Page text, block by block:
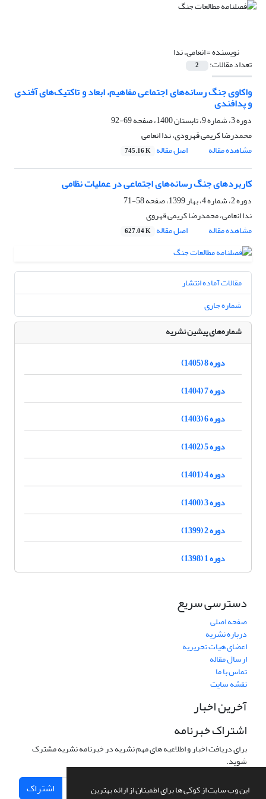
این وب سایت از کوکی ها برای اطمینان از ارائه بهترین
نویسنده =انعامی، ندا
تعداد مقالات: 2
واکاوی جنگ رسانه‌های اجتماعی مفاهیم، ابعاد و تاکتیک‌های آفندی
و پدافندی
دوره 3، شماره 9، تابستان 1400، صفحه
69-92
محمدرضا کریمی قهرودی، ندا انعامی
مشاهده مقاله
اصل مقاله 745.16 K
کاربرد‌های جنگ رسانه‌های اجتماعی در عملیات نظامی
دوره 2، شماره 4، بهار 1399، صفحه
58-71
ندا انعامی، محمدرضا کریمی قهروی
مشاهده مقاله
اصل مقاله 627.04 K
مقالات آماده انتشار
شماره جاری
شماره‌های پیشین نشریه
دوره 8 (1405)
دوره 7 (1404)
دوره 6 (1403)
دوره 5 (1402)
دوره 4 (1401)
دوره 3 (1400)
دوره 2 (1399)
دوره 1 (1398)
دسترسی سریع
صفحه اصلی
درباره نشریه
اعضای هیات تحریریه
ارسال مقاله
تماس با ما
نقشه سایت
آخرین اخبار
اشتراک خبرنامه
برای دریافت اخبار و اطلاعیه های مهم نشریه در خبرنامه نشریه مشترک
شوید.
اشتراک